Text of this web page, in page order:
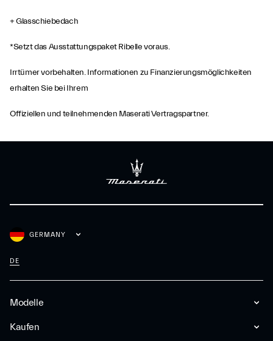
+ Glasschiebedach
*Setzt das Ausstattungspaket Ribelle voraus.
Irrtümer vorbehalten. Informationen zu Finanzierungsmöglichkeiten
erhalten Sie bei Ihrem
Offiziellen und teilnehmenden Maserati Vertragspartner.
Modelle
Kaufen
GERMANY
DE